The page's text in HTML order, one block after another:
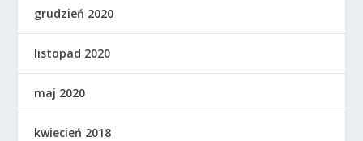
grudzień 2020
listopad 2020
maj 2020
kwiecień 2018